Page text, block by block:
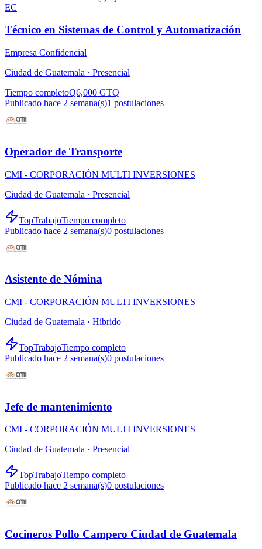
EC
Técnico en Sistemas de Control y Automatización
Empresa Confidencial
Ciudad de Guatemala · Presencial
Tiempo completoQ6,000 GTQ
Publicado hace 2 semana(s)1 postulaciones
Operador de Transporte
CMI - CORPORACIÓN MULTI INVERSIONES
Ciudad de Guatemala · Presencial
TopTrabajoTiempo completo
Publicado hace 2 semana(s)0 postulaciones
Asistente de Nómina
CMI - CORPORACIÓN MULTI INVERSIONES
Ciudad de Guatemala · Híbrido
TopTrabajoTiempo completo
Publicado hace 2 semana(s)0 postulaciones
Jefe de mantenimiento
CMI - CORPORACIÓN MULTI INVERSIONES
Ciudad de Guatemala · Presencial
TopTrabajoTiempo completo
Publicado hace 2 semana(s)0 postulaciones
Cocineros Pollo Campero Ciudad de Guatemala